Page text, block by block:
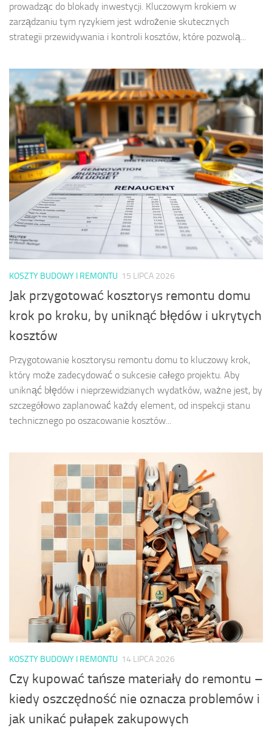
prowadząc do blokady inwestycji. Kluczowym krokiem w
zarządzaniu tym ryzykiem jest wdrożenie skutecznych
strategii przewidywania i kontroli kosztów, które pozwolą...
KOSZTY BUDOWY I REMONTU 15 LIPCA 2026
Jak przygotować kosztorys remontu domu
krok po kroku, by uniknąć błędów i ukrytych
kosztów
Przygotowanie kosztorysu remontu domu to kluczowy krok,
który może zadecydować o sukcesie całego projektu. Aby
uniknąć błędów i nieprzewidzianych wydatków, ważne jest, by
szczegółowo zaplanować każdy element, od inspekcji stanu
technicznego po oszacowanie kosztów...
KOSZTY BUDOWY I REMONTU 14 LIPCA 2026
Czy kupować tańsze materiały do remontu –
kiedy oszczędność nie oznacza problemów i
jak unikać pułapek zakupowych